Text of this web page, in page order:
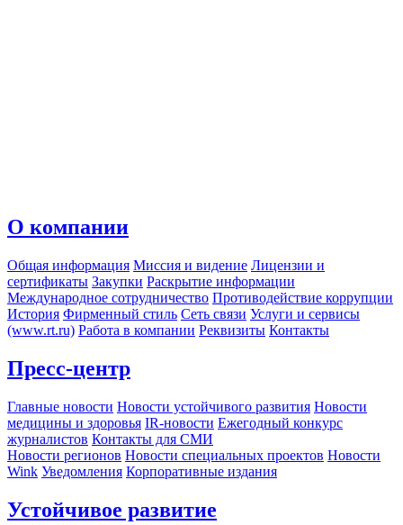
О компании
Общая информация Миссия и видение Лицензии и
сертификаты Закупки Раскрытие информации
Международное сотрудничество Противодействие коррупции
История Фирменный стиль Сеть связи Услуги и сервисы
(www.rt.ru) Работа в компании Реквизиты Контакты
Пресс-центр
Главные новости Новости устойчивого развития Новости
медицины и здоровья IR-новости Ежегодный конкурс
журналистов Контакты для СМИ
Новости регионов Новости специальных проектов Новости
Wink Уведомления Корпоративные издания
Устойчивое развитие